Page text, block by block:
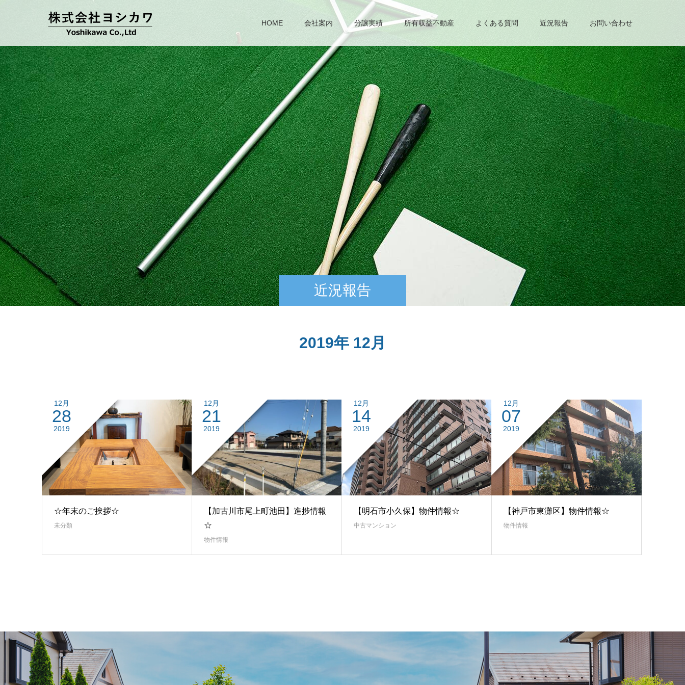
HOME 会社案内 分譲実績 所有収益不動産 よくある質問 近況報告 お問い合わせ
近況報告
2019年 12月
12月
28
2019
☆年末のご挨拶☆
未分類
12月
21
2019
【加古川市尾上町池田】進捗情報
☆
物件情報
12月
14
2019
【明石市小久保】物件情報☆
中古マンション
12月
07
2019
【神戸市東灘区】物件情報☆
物件情報